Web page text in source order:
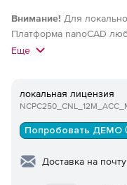
Внимание! Для
Платформа nanoCAD
(локальной) версии
лицензия актуальной
Еще
локальная лицензия
Попробовать ДЕМО
Доставка на